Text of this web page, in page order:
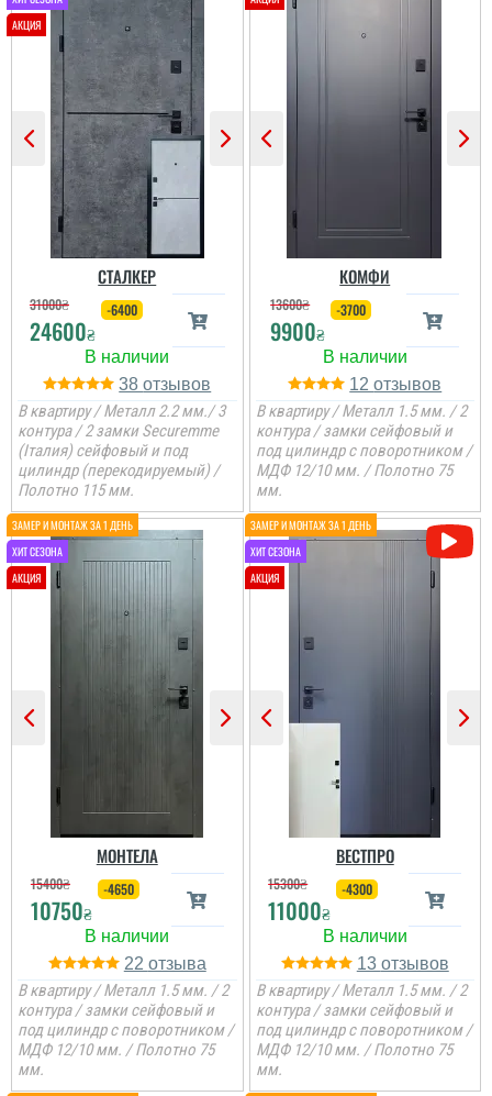
СТАЛКЕР
31000₴
24600₴
-6400
38
В квартиру / Металл 2.2 мм./ 3
контура / 2 замки Securemme
(Італия) сейфовый и под
цилиндр (перекодируемый) /
Полотно 115 мм.
КОМФИ
13600₴
9900₴
-3700
12
В квартиру / Металл 1.5 мм. / 2
контура / замки сейфовый и
под цилиндр с поворотником /
МДФ 12/10 мм. / Полотно 75
мм.
МОНТЕЛА
15400₴
10750₴
-4650
22
В квартиру / Металл 1.5 мм. / 2
контура / замки сейфовый и
под цилиндр с поворотником /
МДФ 12/10 мм. / Полотно 75
мм.
ВЕСТПРО
15300₴
11000₴
-4300
13
В квартиру / Металл 1.5 мм. / 2
контура / замки сейфовый и
под цилиндр с поворотником /
МДФ 12/10 мм. / Полотно 75
мм.